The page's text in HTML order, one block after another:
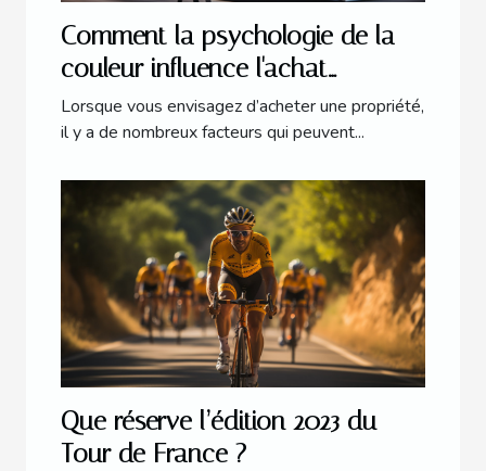
Comment la psychologie de la
couleur influence l'achat
immobilier
Lorsque vous envisagez d’acheter une propriété,
il y a de nombreux facteurs qui peuvent...
Que réserve l’édition 2023 du
Tour de France ?